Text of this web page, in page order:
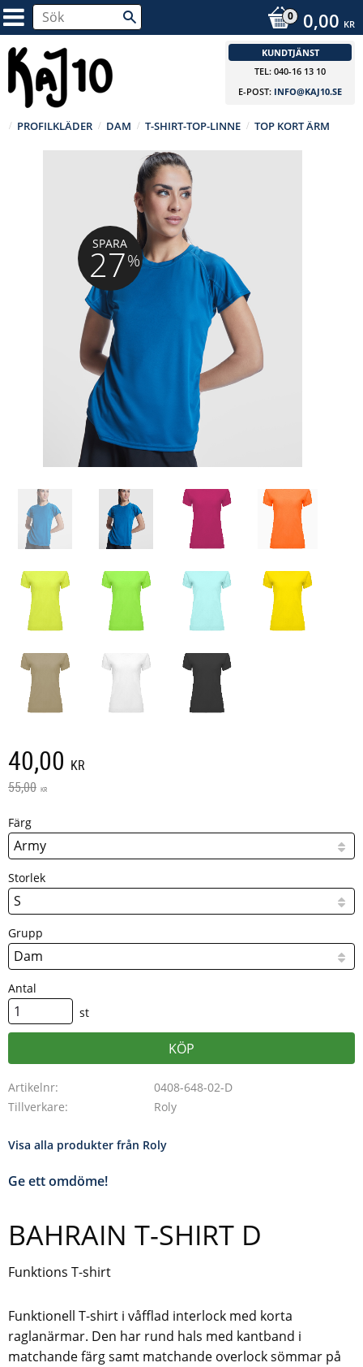
0,00 KR
KUNDTJÄNST
TEL: 040-16 13 10
E-POST: INFO@KAJ10.SE
PROFILKLÄDER DAM T-SHIRT-TOP-LINNE TOP KORT ÄRM
SPARA
27%
Nedsatt pris:
40,00 KR
Ordinarie pris:
55,00 KR
Färg
Storlek
Grupp
Antal
st
KÖP
Artikelnr
0408-648-02-D
Tillverkare
Roly
Visa alla produkter från Roly
Ge ett omdöme!
BAHRAIN T-SHIRT D
Funktions T-shirt
Funktionell T-shirt i våfflad interlock med korta
raglanärmar. Den har rund hals med kantband i
matchande färg samt matchande overlock sömmar på